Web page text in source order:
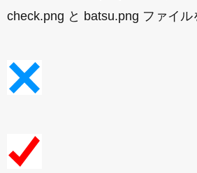
check.png と batsu.png ファイル